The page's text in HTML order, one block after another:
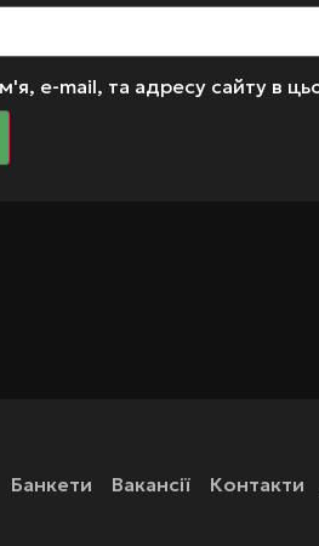
e-mail, та адресу сайту в
Банкети Вакансії Контакти